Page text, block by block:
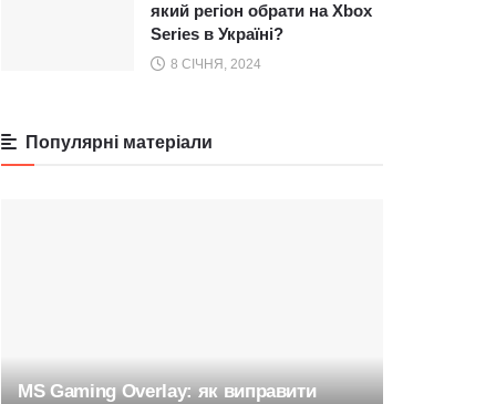
який регіон обрати на Xbox
Series в Україні?
8 СІЧНЯ, 2024
Популярні матеріали
MS Gaming Overlay: як виправити